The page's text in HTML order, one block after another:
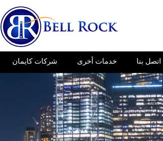
شركات كايمان خدمات أخرى اتصل بنا